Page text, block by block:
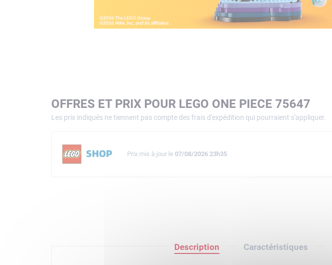
OFFRES ET PRIX POUR LEGO ONE PIECE 75647
Les prix indiqués ne tiennent pas compte des frais d'expédition qui pourraient s'appliquer.
Prix mis à jour le 07/08/2026 23h35
Description Caractéristiques